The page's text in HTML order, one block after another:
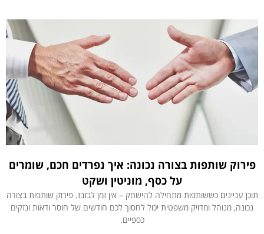
פירוק שותפות בצורה נכונה: איך נפרדים חכם, שומרים
על כסף, מוניטין ושקט
תוכן עניינים כששותפות מתחילה להישחק – אין זמן לבזבז. פירוק שותפות בצורה
נכונה, מנוהל ומדויק משפטית יכול לחסוך לכם חודשים של חוסר ודאות ונזקים
כספיים.